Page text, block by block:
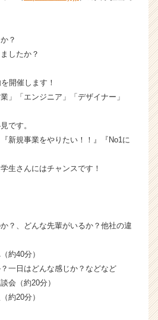
？
したか？
開催します！
」「エンジニア」「デザイナー」
です。
新規事業をやりたい！！』『No1に
生さんにはチャンスです！
？、どんな先輩がいるか？他社の違
約40分）
一日はどんな感じか？などなど
会（約20分）
約20分）